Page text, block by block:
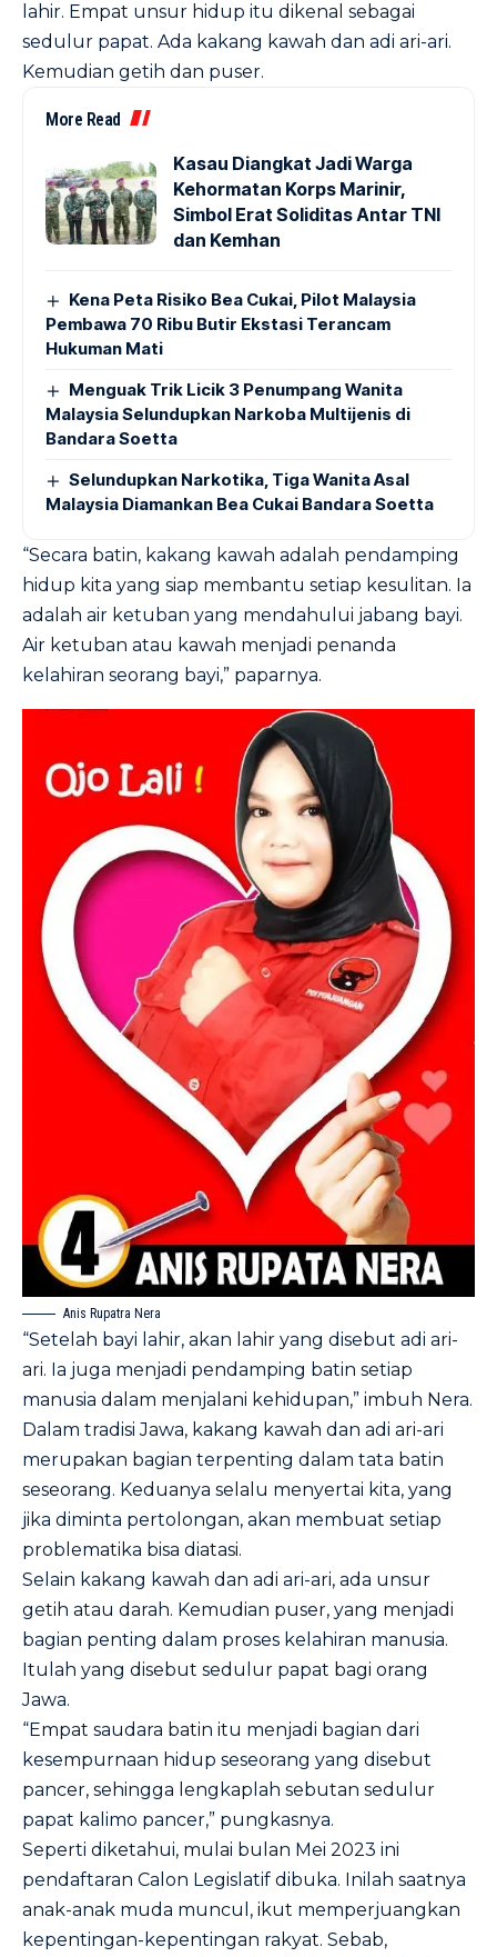
lahir. Empat unsur hidup itu dikenal sebagai
sedulur papat. Ada kakang kawah dan adi ari-ari.
Kemudian getih dan puser.
More Read
Kasau Diangkat Jadi Warga
Kehormatan Korps Marinir,
Simbol Erat Soliditas Antar TNI
dan Kemhan
Kena Peta Risiko Bea Cukai, Pilot Malaysia
Pembawa 70 Ribu Butir Ekstasi Terancam
Hukuman Mati
Menguak Trik Licik 3 Penumpang Wanita
Malaysia Selundupkan Narkoba Multijenis di
Bandara Soetta
Selundupkan Narkotika, Tiga Wanita Asal
Malaysia Diamankan Bea Cukai Bandara Soetta
“Secara batin, kakang kawah adalah pendamping
hidup kita yang siap membantu setiap kesulitan. Ia
adalah air ketuban yang mendahului jabang bayi.
Air ketuban atau kawah menjadi penanda
kelahiran seorang bayi,” paparnya.
Anis Rupatra Nera
“Setelah bayi lahir, akan lahir yang disebut adi ari-
ari. Ia juga menjadi pendamping batin setiap
manusia dalam menjalani kehidupan,” imbuh Nera.
Dalam tradisi Jawa, kakang kawah dan adi ari-ari
merupakan bagian terpenting dalam tata batin
seseorang. Keduanya selalu menyertai kita, yang
jika diminta pertolongan, akan membuat setiap
problematika bisa diatasi.
Selain kakang kawah dan adi ari-ari, ada unsur
getih atau darah. Kemudian puser, yang menjadi
bagian penting dalam proses kelahiran manusia.
Itulah yang disebut sedulur papat bagi orang
Jawa.
“Empat saudara batin itu menjadi bagian dari
kesempurnaan hidup seseorang yang disebut
pancer, sehingga lengkaplah sebutan sedulur
papat kalimo pancer,” pungkasnya.
Seperti diketahui, mulai bulan Mei 2023 ini
pendaftaran Calon Legislatif dibuka. Inilah saatnya
anak-anak muda muncul, ikut memperjuangkan
kepentingan-kepentingan rakyat. Sebab,